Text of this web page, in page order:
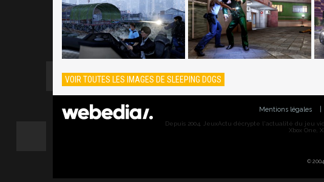
VOIR TOUTES LES IMAGES DE SLEEPING DOGS
Mentions légales
Depuis 2004, JeuxActu décrypte l'actualité du jeu
Xbox One,
©